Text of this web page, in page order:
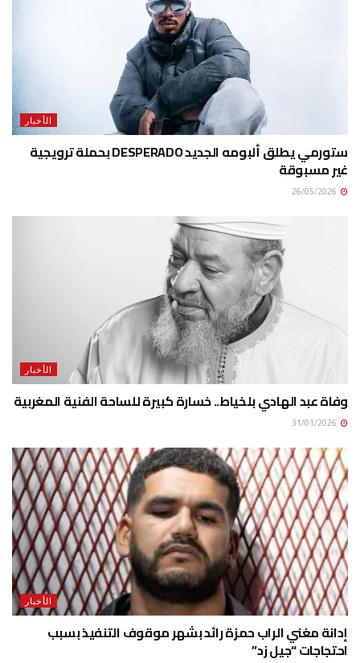
الأخبار
ستورمي يطلق ألبومه الجديد DESPERADO بحملة ترويجية
غير مسبوقة
الأخبار
وفاة عبد الهادي بلخياط.. خسارة كبيرة للساحة الفنية المغربية
الأخبار
إدانة مغني الراب حمزة رائد بشهر موقوف التنفيذ بسبب
احتجاجات “جيل زد”